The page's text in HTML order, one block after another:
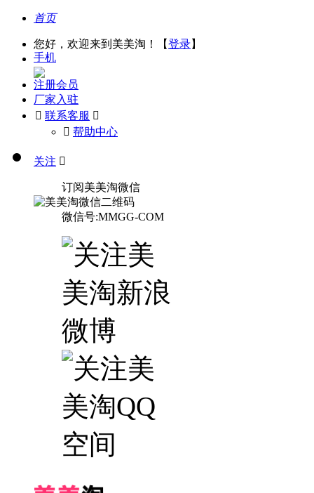
首页
您好，欢迎来到美美淘！【登录】
手机
注册会员
厂家入驻
 联系客服 
󰅃 帮助中心
关注 
订阅美美淘微信
微信号:MMGG-COM